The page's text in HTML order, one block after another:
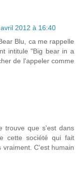
2012 à 16:40
Blu, ca me rappelle
intitule "Big bear in a
de l'appeler comme
trouve que s'est dans
cette société qui fait
C'est humain